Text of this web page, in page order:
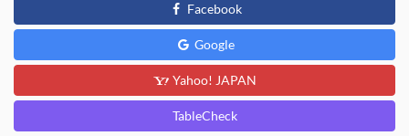
Facebook
Google
Yahoo! JAPAN
TableCheck